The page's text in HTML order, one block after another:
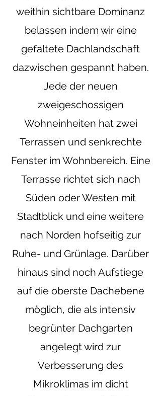
weithin sichtbare Dominanz
belassen indem wir eine
gefaltete Dachlandschaft
dazwischen gespannt haben.
Jede der neuen
zweigeschossigen
Wohneinheiten hat zwei
Terrassen und senkrechte
Fenster im Wohnbereich. Eine
Terrasse richtet sich nach
Süden oder Westen mit
Stadtblick und eine weitere
nach Norden hofseitig zur
Ruhe- und Grünlage. Darüber
hinaus sind noch Aufstiege
auf die oberste Dachebene
möglich, die als intensiv
begrünter Dachgarten
angelegt wird zur
Verbesserung des
Mikroklimas im dicht